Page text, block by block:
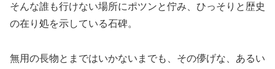
そんな誰も行けない場所にポツンと佇み、ひっそりと歴史
の在り処を示している石碑。
無用の長物とまではいかないまでも、その儚げな、あるい